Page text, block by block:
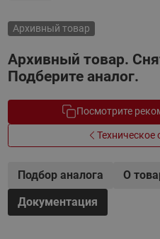
Архивный товар
Архивный товар.
Подберите аналог.
Посмотрите
Техническое
Подбор аналога О
Документация